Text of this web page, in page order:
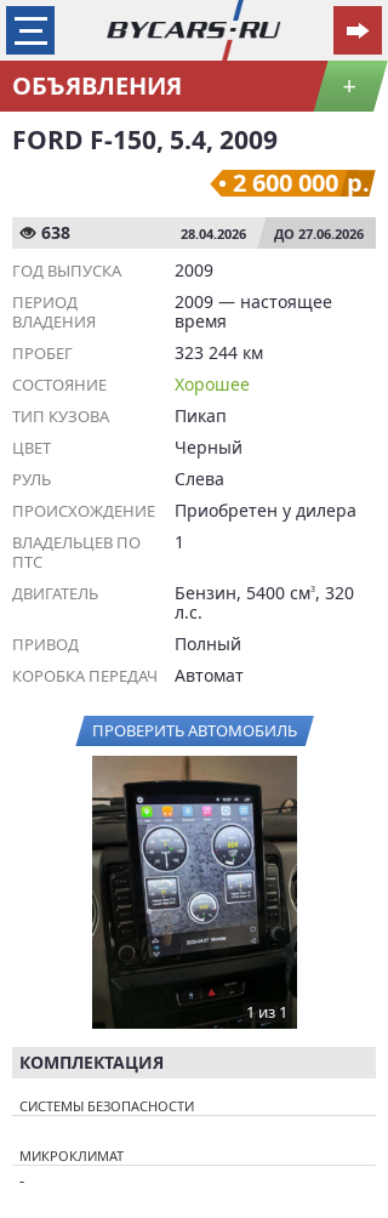
ОБЪЯВЛЕНИЯ +
FORD F-150, 5.4, 2009
2 600 000 р.
638 28.04.2026 ДО 27.06.2026
ГОД ВЫПУСКА 2009
ПЕРИОД
ВЛАДЕНИЯ
2009 — настоящее
время
ПРОБЕГ 323 244 км
СОСТОЯНИЕ Хорошее
ТИП КУЗОВА Пикап
ЦВЕТ Черный
РУЛЬ Слева
ПРОИСХОЖДЕНИЕ Приобретен у дилера
ВЛАДЕЛЬЦЕВ ПО
ПТС
1
ДВИГАТЕЛЬ Бензин, 5400 см3, 320
л.с.
ПРИВОД Полный
КОРОБКА ПЕРЕДАЧ Автомат
ПРОВЕРИТЬ АВТОМОБИЛЬ
1 из 1
КОМПЛЕКТАЦИЯ
СИСТЕМЫ БЕЗОПАСНОСТИ
МИКРОКЛИМАТ
-